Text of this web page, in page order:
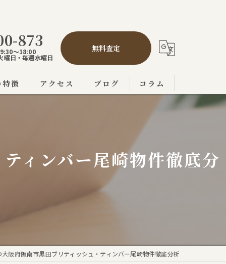
873
～18:00
日・毎週水曜日
無料査定
特徴
動産売買
アクセス ブログ コラム
ィンバー尾崎物件徹底分
阪府阪南市黒田ブリティッシュ・ティンバー尾崎物件徹底分析